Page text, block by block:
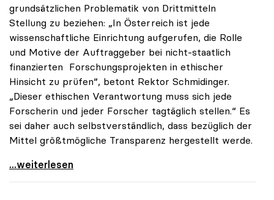
grundsätzlichen Problematik von Drittmitteln
Stellung zu beziehen: „In Österreich ist jede
wissenschaftliche Einrichtung aufgerufen, die Rolle
und Motive der Auftraggeber bei nicht-staatlich
finanzierten Forschungsprojekten in ethischer
Hinsicht zu prüfen“, betont Rektor Schmidinger.
„Dieser ethischen Verantwortung muss sich jede
Forscherin und jeder Forscher tagtäglich stellen.“ Es
sei daher auch selbstverständlich, dass bezüglich der
Mittel größtmögliche Transparenz hergestellt werde.
uniko zu Drittmittelforschung: Ethischer Aspekt
...weiterlesen